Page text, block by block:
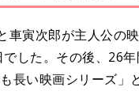
u
t
e
寅次郎が主人公の
した。その後、26
長い映画シリーズ」